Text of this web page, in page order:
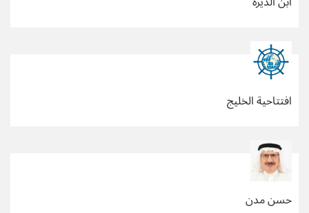
افتتاحية الخليج
حسن مدن